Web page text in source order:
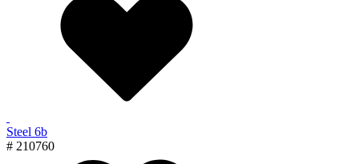
Steel 6b
# 210760